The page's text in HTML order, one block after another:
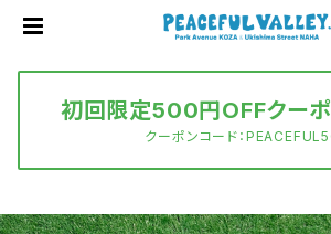
初回限定500円OFFクーポ
クーポンコード：